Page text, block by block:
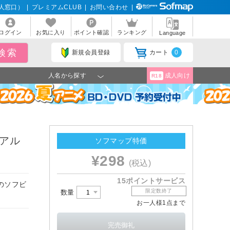
窓口） プレミアムCLUB お問い合わせ
グイン お気に入り ポイント確認 ランキング Language
新規会員登録 カート 0
人名から探す R18 成人向け
ル
ソフビ
ソフマップ特価
¥298 (税込)
15ポイントサービス
数量 限定数終了
お一人様1点まで